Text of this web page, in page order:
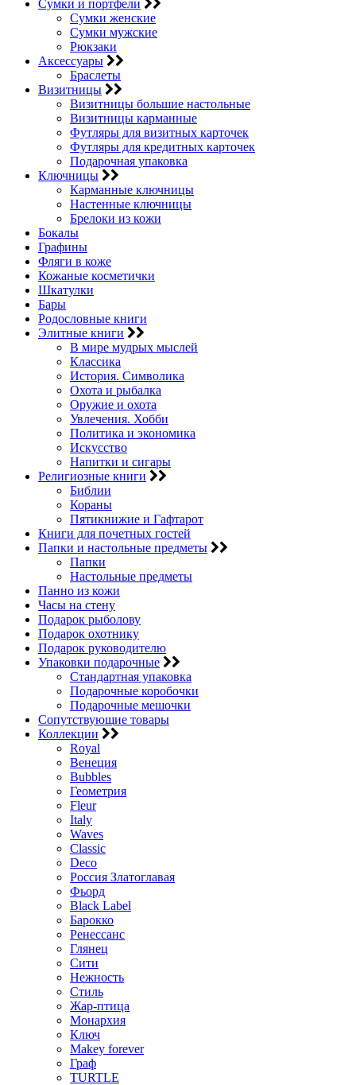
Сумки и портфели
Сумки женские
Сумки мужские
Рюкзаки
Аксессуары
Браслеты
Визитницы
Визитницы большие настольные
Визитницы карманные
Футляры для визитных карточек
Футляры для кредитных карточек
Подарочная упаковка
Ключницы
Карманные ключницы
Настенные ключницы
Брелоки из кожи
Бокалы
Графины
Фляги в коже
Кожаные косметички
Шкатулки
Бары
Родословные книги
Элитные книги
В мире мудрых мыслей
Классика
История. Символика
Охота и рыбалка
Оружие и охота
Увлечения. Хобби
Политика и экономика
Искусство
Напитки и сигары
Религиозные книги
Библии
Кораны
Пятикнижие и Гафтарот
Книги для почетных гостей
Папки и настольные предметы
Папки
Настольные предметы
Панно из кожи
Часы на стену
Подарок рыболову
Подарок охотнику
Подарок руководителю
Упаковки подарочные
Стандартная упаковка
Подарочные коробочки
Подарочные мешочки
Сопутствующие товары
Коллекции
Royal
Венеция
Bubbles
Геометрия
Fleur
Italy
Waves
Classic
Deco
Россия Златоглавая
Фьорд
Black Label
Барокко
Ренессанс
Глянец
Сити
Нежность
Стиль
Жар-птица
Монархия
Ключ
Makey forever
Граф
TURTLE